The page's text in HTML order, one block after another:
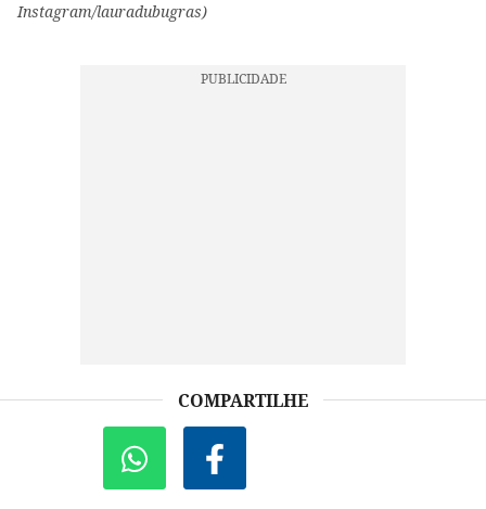
Instagram/lauradubugras)
COMPARTILHE